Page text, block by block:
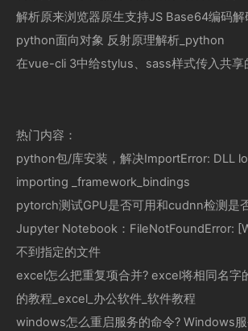
解析原来浏览器原生支持JS Base64编码
python面向对象 反射原理解析_python
在vue-cli 3中给stylus、sass样式传入共享
热门内容：
python包/库安装，解决ImportError: DLL
importing _framework_bindings
pytorch测试GPU是否可用和cudnn检测是
Jupyter Notebook：FileNotFoundError:
不到指定的文件
excel怎么把重复项合并? excel将相同名字
的教程_excel_办公软件_软件教程
windows怎么重启服务的命令? Windows